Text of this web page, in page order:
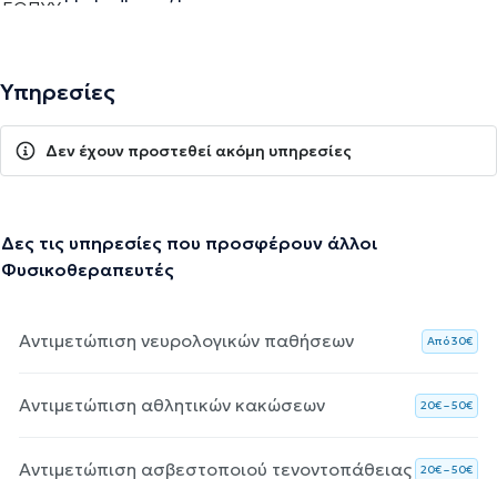
Υπηρεσίες
Δεν έχουν προστεθεί ακόμη υπηρεσίες
Δες τις υπηρεσίες που προσφέρουν άλλοι
Φυσικοθεραπευτές
Αντιμετώπιση νευρολογικών παθήσεων Aπό 30€
Αντιμετώπιση αθλητικών κακώσεων 20€ – 50€
Αντιμετώπιση ασβεστοποιού τενοντοπάθειας 20€ – 50€